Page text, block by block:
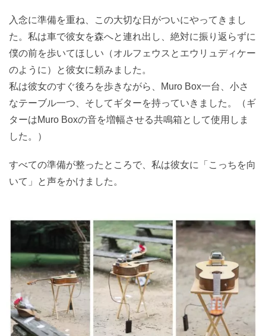
入念に準備を重ね、この大切な日がついにやってきまし
た。私は車で彼女を森へと連れ出し、絶対に振り返らずに
僕の前を歩いてほしい（オルフェウスとエウリュディケー
のように）と彼女に頼みました。
私は彼女のすぐ後ろを歩きながら、Muro Box一台、小さ
なテーブル一つ、そしてギターを持っていきました。（ギ
ターはMuro Boxの音を増幅させる共鳴箱として使用しま
した。）
すべての準備が整ったところで、私は彼女に「こっちを向
いて」と声をかけました。